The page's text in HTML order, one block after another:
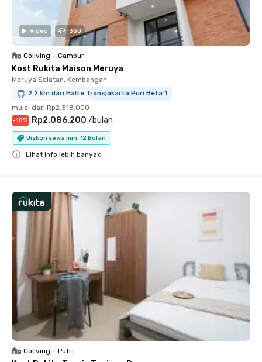
Video 360
Coliving • Campur
Kost Rukita Maison Meruya
Meruya Selatan, Kembangan
2.2 km dari Halte Transjakarta Puri Beta 1
mulai dari Rp2.318.000
-10% Rp2.086.200 /bulan
Diskon sewa min. 12 Bulan
Lihat info lebih banyak
Coliving • Putri